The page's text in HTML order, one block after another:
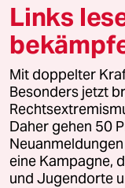
© 2026 taz Verlags
Alle Rechte vorbehalten.
wenden Sie sich bitte an
Feedback
Leitlinie Informant
Links
Mit doppelter
Besonders jetzt
Daher gehen 50
eine Kampagne,
und Jugendorte